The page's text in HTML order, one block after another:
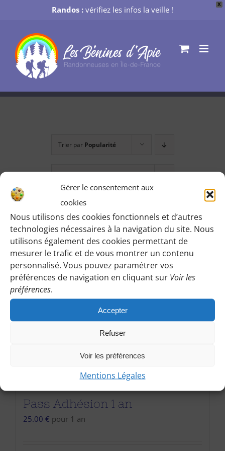
X
Randos : vérifiez les infos la veille !
Gérer le consentement aux
cookies
Nous utilisons des cookies fonctionnels et d’autres
technologies nécessaires à la navigation du site. Nous
utilisons également des cookies permettant de
mesurer le trafic et de vous montrer un contenu
personnalisé. Vous pouvez paramétrer vos
préférences de navigation en cliquant sur Voir les
préférences.
Accepter
Refuser
Voir les préférences
Mentions Légales
contenu
Trier par Popularité
Montrer12 produits
Pass Adhésion 1 an
25.00 € pour 1 an